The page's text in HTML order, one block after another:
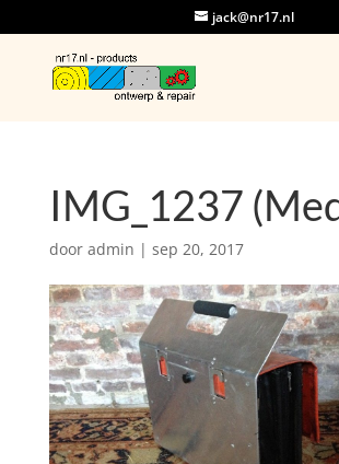
jack@nr17.nl
IMG_1237
door admin | sep 20, 2017